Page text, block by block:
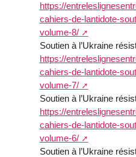
https://
cahiers-de-lantidote-
volume-8/
Soutien à l’Ukraine
https://
cahiers-de-lantidote-
volume-7/
Soutien à l’Ukraine
https://
cahiers-de-lantidote-
volume-6/
Soutien à l’Ukraine